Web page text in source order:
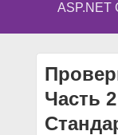
ASP.NET
Часть